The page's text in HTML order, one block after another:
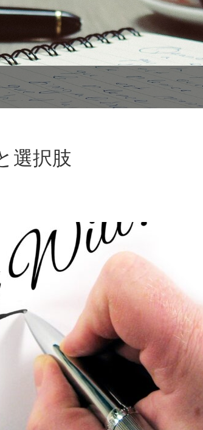
選択肢